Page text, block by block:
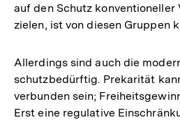
auf den Schutz
zielen, ist von diesen Gruppen
Allerdings sind auch die
schutzbedürftig. Prekarität
verbunden sein;
Erst eine regulative